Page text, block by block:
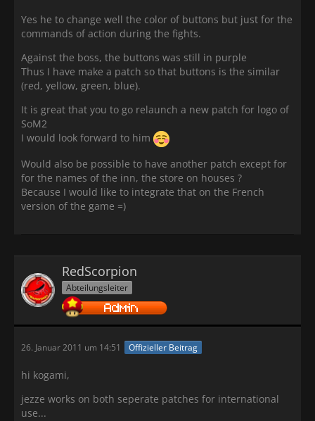
Yes he to change well the color of buttons but just for the
commands of action during the fights.
Against the boss, the buttons was still in purple
Thus I have make a patch so that buttons is the similar
(red, yellow, green, blue).
It is great that you to go relaunch a new patch for logo of
SoM2
I would look forward to him
Would also be possible to have another patch except for
for the names of the inn, the store on houses ?
Because I would like to integrate that on the French
version of the game =)
RedScorpion
Abteilungsleiter
26. Januar 2011 um 14:51 Offizieller Beitrag
hi kogami,
jezze works on both seperate patches for international
use...